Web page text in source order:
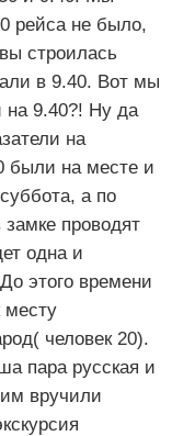
рейса не было,
строилась
в 9.40. Вот мы
на 9.40?! Ну да
на
были на месте и
а по
проводят
одна и
этого времени
месту
человек 20).
пара русская и
вручили